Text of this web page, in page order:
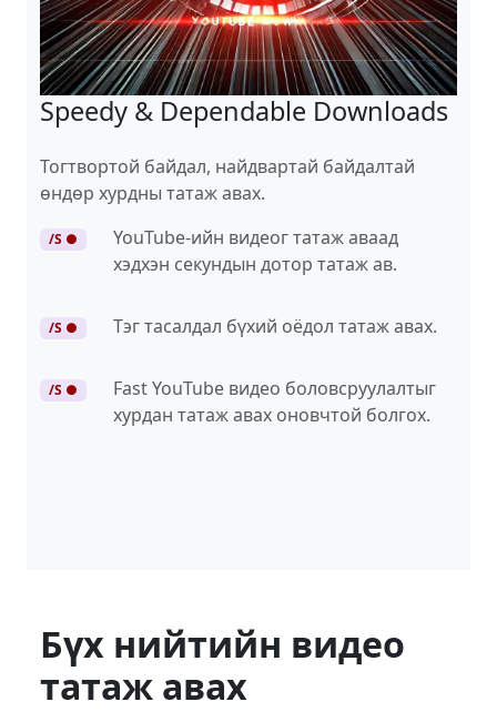
Speedy & Dependable Downloads
Тогтвортой байдал, найдвартай байдалтай
өндөр хурдны татаж авах.
/S ●
YouTube-ийн видеог татаж аваад
хэдхэн секундын дотор татаж ав.
/S ● Тэг тасалдал бүхий оёдол татаж авах.
/S ●
Fast YouTube видео боловсруулалтыг
хурдан татаж авах оновчтой болгох.
Бүх нийтийн видео
татаж авах